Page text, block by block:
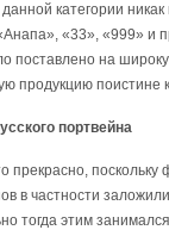
категории
«33», «999» и
поставлено на
продукцию поистине
портвейна
прекрасно,
в частности
тогда этим